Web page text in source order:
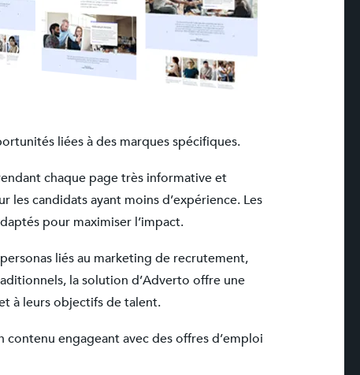
liées à des marques spécifiques.
chaque page très informative et
candidats ayant moins d’expérience. Les
pour maximiser l’impact.
liés au marketing de recrutement,
la solution d’Adverto offre une
à leurs objectifs de talent.
engageant avec des offres d’emploi